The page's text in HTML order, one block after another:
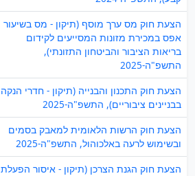
הצעת חוק מס ערך מוסף (תיקון - מס בשיעור
אפס במכירת מזונות המסייעים לקידום
בריאות הציבור והביטחון התזונתי),
התשפ"ה-2025
הצעת חוק התכנון והבנייה (תיקון - חדרי הנקה
בבניינים ציבוריים), התשפ"ה-2025
הצעת חוק הרשות הלאומית למאבק בסמים
ובשימוש לרעה באלכוהול, התשפ"ה-2025
הצעת חוק הגנת הצרכן (תיקון - איסור הפעלת